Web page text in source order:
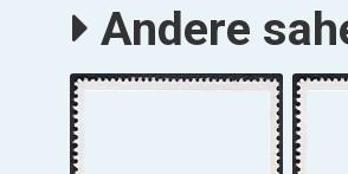
Andere